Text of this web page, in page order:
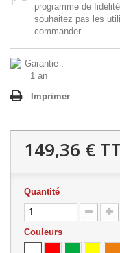
programme de
souhaitez pas les
commander.
Imprimer
149,36 €
Quantité
Couleurs